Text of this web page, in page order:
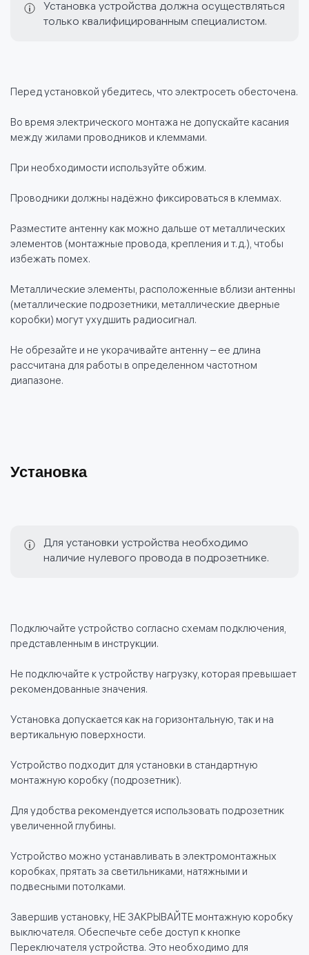
Установка устройства должна осуществляться
только квалифицированным специалистом.
Перед установкой убедитесь, что электросеть обесточена.
Во время электрического монтажа не допускайте касания
между жилами проводников и клеммами.
При необходимости используйте обжим.
Проводники должны надёжно фиксироваться в клеммах.
Разместите антенну как можно дальше от металлических
элементов (монтажные провода, крепления и т.д.), чтобы
избежать помех.
Металлические элементы, расположенные вблизи антенны
(металлические подрозетники, металлические дверные
коробки) могут ухудшить радиосигнал.
Не обрезайте и не укорачивайте антенну – ее длина
рассчитана для работы в определенном частотном
диапазоне.
Установка
Для установки устройства необходимо
наличие нулевого провода в подрозетнике.
Подключайте устройство согласно схемам подключения,
представленным в инструкции.
Не подключайте к устройству нагрузку, которая превышает
рекомендованные значения.
Установка допускается как на горизонтальную, так и на
вертикальную поверхности.
Устройство подходит для установки в стандартную
монтажную коробку (подрозетник).
Для удобства рекомендуется использовать подрозетник
увеличенной глубины.
Устройство можно устанавливать в электромонтажных
коробках, прятать за светильниками, натяжными и
подвесными потолками.
Завершив установку, НЕ ЗАКРЫВАЙТЕ монтажную коробку
выключателя. Обеспечьте себе доступ к кнопке
Переключателя устройства. Это необходимо для